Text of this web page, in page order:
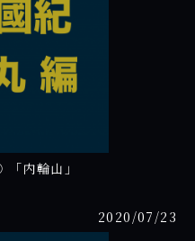
内輪山」
2020/07/23